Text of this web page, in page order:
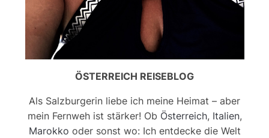
ÖSTERREICH REISEBLOG
Als Salzburgerin liebe ich meine Heimat – aber
mein Fernweh ist stärker! Ob Österreich, Italien,
Marokko oder sonst wo: Ich entdecke die Welt